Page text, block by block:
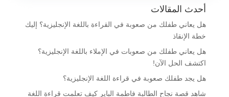
أحدث المقالات
هل يعاني طفلك من صعوبة في القراءة باللغة الإنجليزية؟ إليك
خطة الإنقاذ
هل يعاني طفلك من صعوبات في الإملاء باللغة الإنجليزية؟
اكتشف الحل الآن!
هل يجد طفلك صعوبة في قراءة اللغة الإنجليزية؟
شاهد قصة نجاح الطالبة فاطمة الباير كيف تعلمت قراءة اللغة